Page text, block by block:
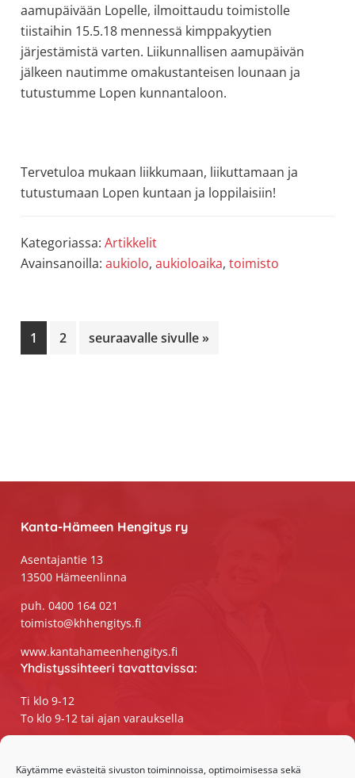
Käytämme evästeitä sivuston toiminnoissa, optimoimisessa sekä
aamupäivään Lopelle, ilmoittaudu toimistolle
tiistaihin 15.5.18 mennessä kimppakyytien
järjestämistä varten. Liikunnallisen aamupäivän
jälkeen nautimme omakustanteisen lounaan ja
tutustumme Lopen kunnantaloon.
Tervetuloa mukaan liikkumaan, liikuttamaan ja
tutustumaan Lopen kuntaan ja loppilaisiin!
Kategoriassa: Artikkelit
Avainsanoilla: aukiolo, aukioloaika, toimisto
Sivu
1 Sivu
2 Siirry
seuraavalle sivulle »
Kanta-Hämeen Hengitys ry
Asentajantie 13
13500 Hämeenlinna
puh. 0400 164 021
toimisto@khhengitys.fi
www.kantahameenhengitys.fi
Yhdistyssihteeri tavattavissa:
Ti klo 9-12
To klo 9-12 tai ajan varauksella